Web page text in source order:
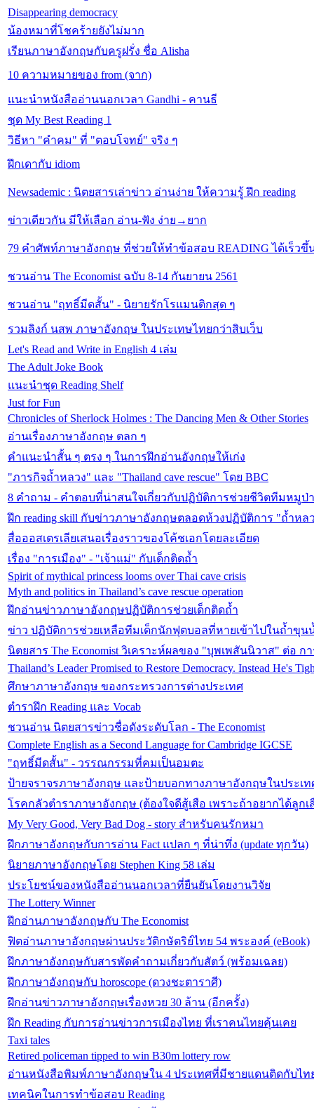
Disappearing democracy
น้องหมาที่โชคร้ายยังไม่มาก
เรียนภาษาอังกฤษกับครูฝรั่ง ชื่อ Alisha
10 ความหมายของ from (จาก)
แนะนำหนังสืออ่านนอกเวลา Gandhi - คานธี
ชุด My Best Reading 1
วิธีหา "คำคม" ที่ "ตอบโจทย์" จริง ๆ
ฝึกเดากับ idiom
Newsademic : นิตยสารเล่าข่าว อ่านง่าย ให้ความรู้ ฝึก reading
ข่าวเดียวกัน มีให้เลือก อ่าน-ฟัง ง่าย→ยาก
79 คำศัพท์ภาษาอังกฤษ ที่ช่วยให้ทำข้อสอบ READING ได้เร็วขึ้
ชวนอ่าน The Economist ฉบับ 8-14 กันยายน 2561
ชวนอ่าน "ฤทธิ์มีดสั้น" - นิยายรักโรแมนติกสุด ๆ
รวมลิงก์ นสพ ภาษาอังกฤษ ในประเทษไทยกว่าสิบเว็บ
Let's Read and Write in English 4 เล่ม
The Adult Joke Book
แนะนำชุด Reading Shelf
Just for Fun
Chronicles of Sherlock Holmes : The Dancing Men & Other Stories
อ่านเรื่องภาษาอังกฤษ ตลก ๆ
คำแนะนำสั้น ๆ ตรง ๆ ในการฝึกอ่านอังกฤษให้เก่ง
"ภารกิจถ้ำหลวง" และ "Thailand cave rescue" โดย BBC
8 คำถาม - คำตอบที่น่าสนใจเกี่ยวกับปฏิบัติการช่วยชีวิตทีมหมูป่
ฝึก reading skill กับข่าวภาษาอังกฤษตลอดห้วงปฏิบัติการ "ถ้ำหล
สื่อออสเตรเลียเสนอเรื่องราวของโค้ชเอกโดยละเอียด
เรื่อง "การเมือง" - "เจ้าแม่" กับเด็กติดถ้ำ
Spirit of mythical princess looms over Thai cave crisis
Myth and politics in Thailand’s cave rescue operation
ฝึกอ่านข่าวภาษาอังกฤษปฏิบัติการช่วยเด็กติดถ้ำ
ข่าว ปฏิบัติการช่วยเหลือทีมเด็กนักฟุตบอลที่หายเข้าไปในถ้ำขุน
นิตยสาร The Economist วิเคราะห์ผลของ "บุพเพสันนิวาส" ต่อ ก
Thailand’s Leader Promised to Restore Democracy. Instead He's
ศึกษาภาษาอังกฤษ ของกระทรวงการต่างประเทศ
ตำราฝึก Reading และ Vocab
ชวนอ่าน นิตยสารข่าวชื่อดังระดับโลก - The Economist
Complete English as a Second Language for Cambridge IGCSE
"ฤทธิ์มีดสั้น" - วรรณกรรมที่คมเป็นอมตะ
ป้ายจราจรภาษาอังกฤษ และป้ายบอกทางภาษาอังกฤษในประเท
โรคกลัวตำราภาษาอังกฤษ (ต้องใจดีสู้เสือ เพราะถ้าอยากได้ลูกเ
My Very Good, Very Bad Dog - story สำหรับคนรักหมา
ฝึกภาษาอังกฤษกับการอ่าน Fact แปลก ๆ ที่น่าทึ่ง (update ทุกวัน)
นิยายภาษาอังกฤษโดย Stephen King 58 เล่ม
ประโยชน์ของหนังสืออ่านนอกเวลาที่ยืนยันโดยงานวิจัย
The Lottery Winner
ฝึกอ่านภาษาอังกฤษกับ The Economist
ฟิตอ่านภาษาอังกฤษผ่านประวัติกษัตริย์ไทย 54 พระองค์ (eBook)
ฝึกภาษาอังกฤษกับสารพัดคำถามเกี่ยวกับสัตว์ (พร้อมเฉลย)
ฝึกภาษาอังกฤษกับ horoscope (ดวงชะตาราศี)
ฝึกอ่านข่าวภาษาอังกฤษเรื่องหวย 30 ล้าน (อีกครั้ง)
ฝึก Reading กับการอ่านข่าวการเมืองไทย ที่เราคนไทยคุ้นเคย
Taxi tales
Retired policeman tipped to win B30m lottery row
อ่านหนังสือพิมพ์ภาษาอังกฤษใน 4 ประเทศที่มีชายแดนติดกับไท
เทคนิคในการทำข้อสอบ Reading